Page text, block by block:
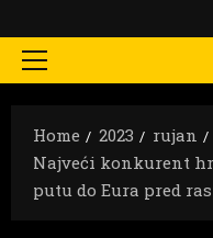
Primary
Home
2023 rujan
Najveći konkurent
putu do Eura pred